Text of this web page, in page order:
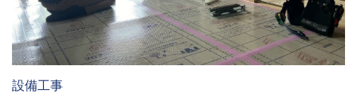
設備工事